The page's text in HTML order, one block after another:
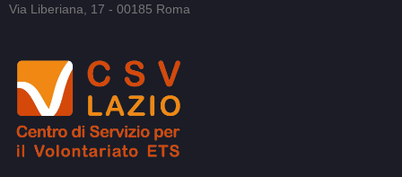
Via Liberiana, 17 - 00185 Roma